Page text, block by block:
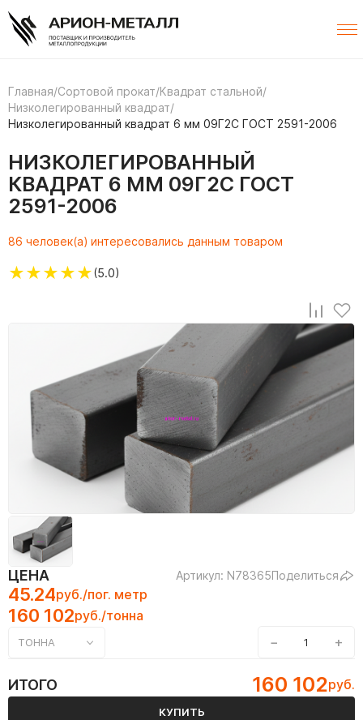
Главная/Сортовой прокат/Квадрат стальной/
Низколегированный квадрат/
Низколегированный квадрат 6 мм 09Г2С ГОСТ 2591-2006
НИЗКОЛЕГИРОВАННЫЙ
КВАДРАТ 6 ММ 09Г2С ГОСТ
2591-2006
86 человек(а) интересовались данным товаром
★★★★★(5.0)
ЦЕНА Артикул: N78365Поделиться
45.24руб./пог. метр
160 102руб./тонна
ТОННА − +
ИТОГО 160 102руб.
КУПИТЬ